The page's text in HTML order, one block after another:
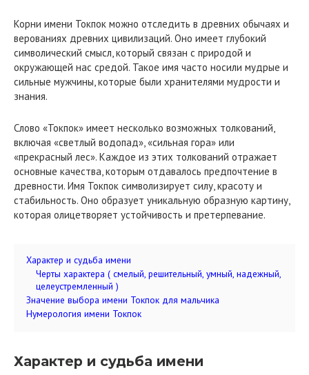
Корни имени Токпок можно отследить в древних обычаях и
верованиях древних цивилизаций. Оно имеет глубокий
символический смысл, который связан с природой и
окружающей нас средой. Такое имя часто носили мудрые и
сильные мужчины, которые были хранителями мудрости и
знания.
Слово «Токпок» имеет несколько возможных толкований,
включая «светлый водопад», «сильная гора» или
«прекрасный лес». Каждое из этих толкований отражает
основные качества, которым отдавалось предпочтение в
древности. Имя Токпок символизирует силу, красоту и
стабильность. Оно образует уникальную образную картину,
которая олицетворяет устойчивость и претерпевание.
Характер и судьба имени
Черты характера ( смелый, решительный, умный, надежный,
целеустремленный )
Значение выбора имени Токпок для мальчика
Нумерология имени Токпок
Характер и судьба имени